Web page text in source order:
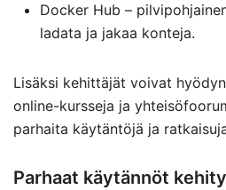
Docker Hub –
ladata ja jakaa konteja.
Lisäksi kehittäjät voivat
online-kursseja ja
parhaita käytäntöjä ja
Parhaat käytännöt